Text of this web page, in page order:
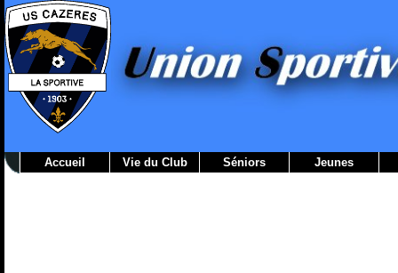
Accueil Vie du Club Séniors Jeunes